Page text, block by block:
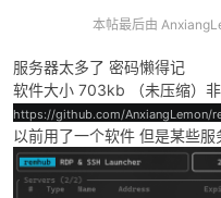
爱
本帖最后由
服务器太多了 密码懒得记
软件大小 703kb （未压缩）
https://github.com/AnxiangLemon/
以前用了一个软件 但是某些